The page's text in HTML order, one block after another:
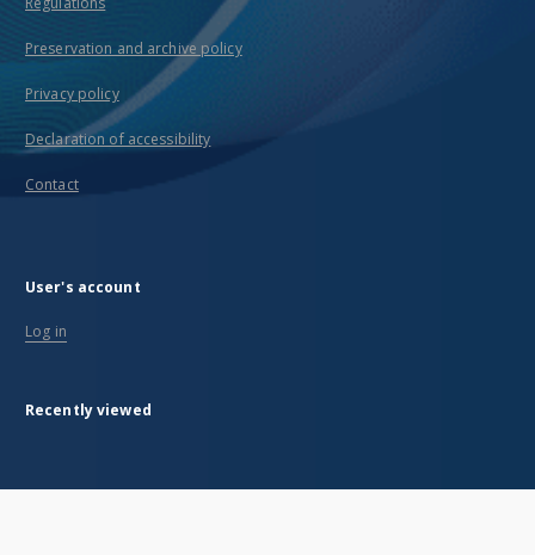
Preservation and archive policy
Privacy policy
Declaration of accessibility
Contact
User's account
Log in
Recently viewed